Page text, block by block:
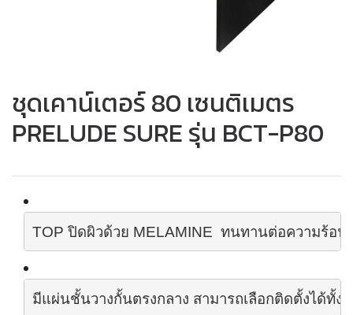
ชุดเคาน์เตอร์ 80 เซนติเมตร
PRELUDE SURE รุ่น BCT-P80
TOP ปิดผิวด้วย MELAMINE ทนทานต่อความร้อน
มีแผ่นชั้นวางกั้นตรงกลาง สามารถเลือกติดตั้งได้ทั้ง